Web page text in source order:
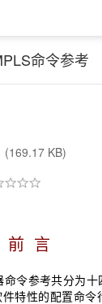
命令参考
(169.17 KB)
前 言
命令参考共分为十
特性的配置命令